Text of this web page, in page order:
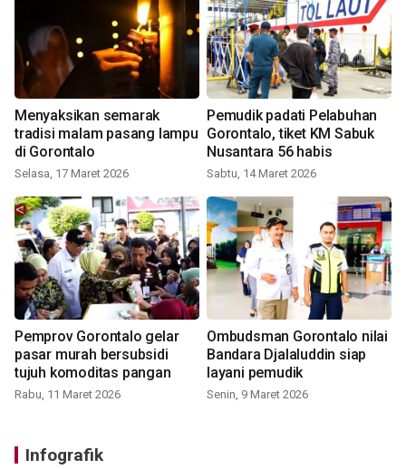
Menyaksikan semarak
tradisi malam pasang lampu
di Gorontalo
Selasa, 17 Maret 2026
Pemudik padati Pelabuhan
Gorontalo, tiket KM Sabuk
Nusantara 56 habis
Sabtu, 14 Maret 2026
Pemprov Gorontalo gelar
pasar murah bersubsidi
tujuh komoditas pangan
Rabu, 11 Maret 2026
Ombudsman Gorontalo nilai
Bandara Djalaluddin siap
layani pemudik
Senin, 9 Maret 2026
Infografik